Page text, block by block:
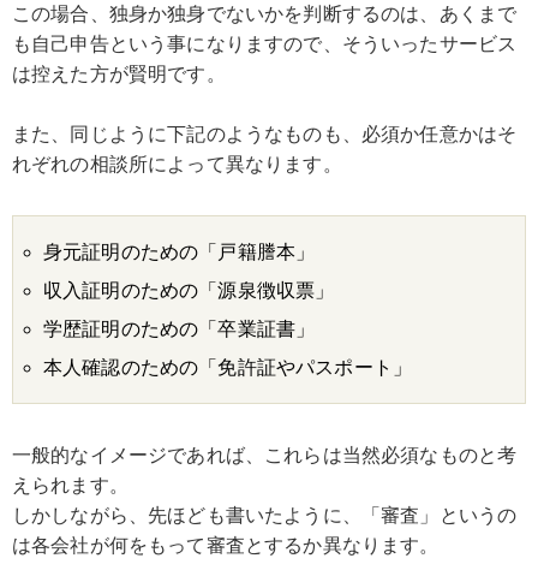
この場合、独身か独身でないかを判断するのは、あくまで
も自己申告という事になりますので、そういったサービス
は控えた方が賢明です。
また、同じように下記のようなものも、必須か任意かはそ
れぞれの相談所によって異なります。
身元証明のための「戸籍謄本」
収入証明のための「源泉徴収票」
学歴証明のための「卒業証書」
本人確認のための「免許証やパスポート」
一般的なイメージであれば、これらは当然必須なものと考
えられます。
しかしながら、先ほども書いたように、「審査」というの
は各会社が何をもって審査とするか異なります。